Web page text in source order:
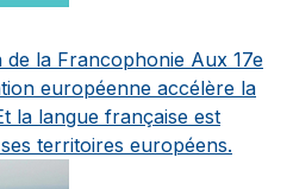
la Francophonie Aux 17e
européenne accélère la
la langue française est
territoires européens.